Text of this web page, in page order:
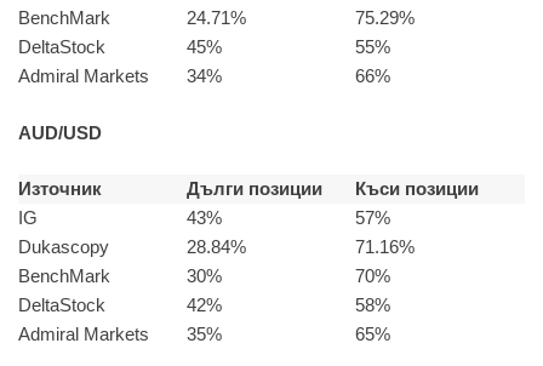
BenchMark
24.71%
75.29%
DeltaStock
45%
55%
Admiral Markets
34% 66%
AUD/USD
Източник Дълги позиции
Къси позиции
IG
43%
57%
Dukascopy
28.84%
71.16%
BenchMark
30%
70%
DeltaStock
42%
58%
Admiral Markets
35% 65%